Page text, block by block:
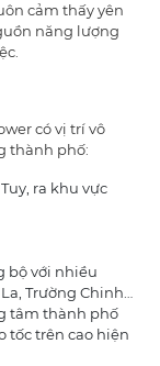
cảm thấy yên
năng lượng
có vị trí vô
thành phố:
ra khu vực
bộ với nhiều
Trường Chinh…
tâm thành phố
tốc trên cao hiện